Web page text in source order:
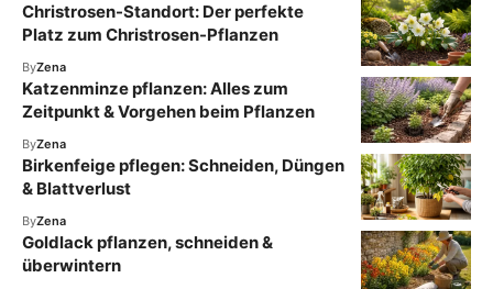
Christrosen-Standort: Der perfekte
Platz zum Christrosen-Pflanzen
ByZena
Katzenminze pflanzen: Alles zum
Zeitpunkt & Vorgehen beim Pflanzen
ByZena
Birkenfeige pflegen: Schneiden, Düngen
& Blattverlust
ByZena
Goldlack pflanzen, schneiden &
überwintern